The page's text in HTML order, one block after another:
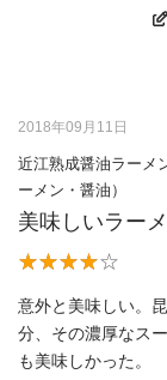
2018年09月11日
近江熟成醤油ラーメ
ーメン・醤油）
美味しいラー
意外と美味しい。
分、その濃厚なス
も美味しかった。